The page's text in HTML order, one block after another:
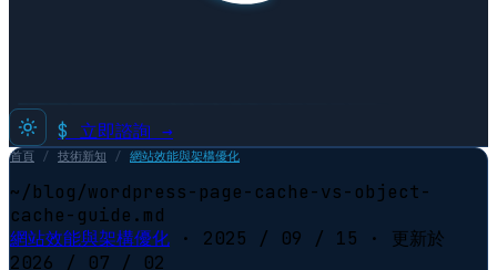
$ 立即諮詢 →
首頁 / 技術新知 / 網站效能與架構優化
~/blog/wordpress-page-cache-vs-object-
cache-guide.md
網站效能與架構優化 · 2025 / 09 / 15
· 更新於
2026 / 07 / 02